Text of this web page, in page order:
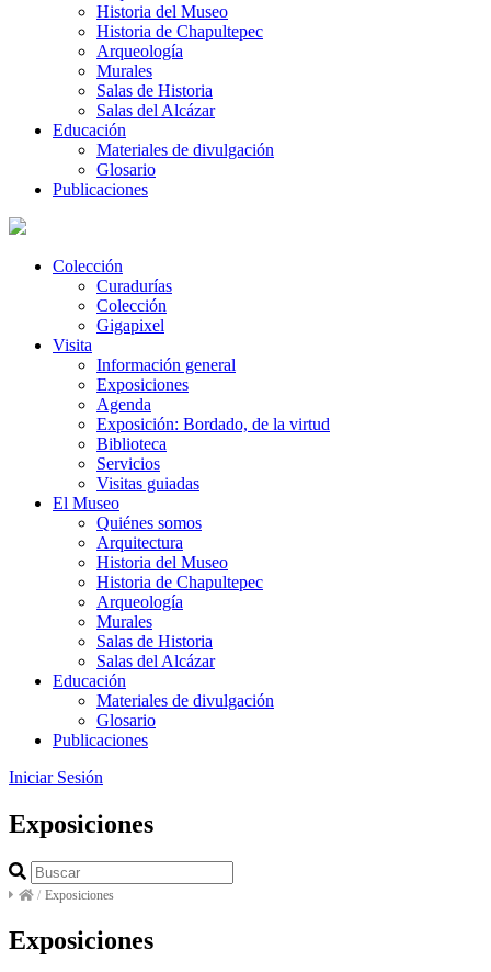
Historia del Museo
Historia de Chapultepec
Arqueología
Murales
Salas de Historia
Salas del Alcázar
Educación
Materiales de divulgación
Glosario
Publicaciones
Colección
Curadurías
Colección
Gigapixel
Visita
Información general
Exposiciones
Agenda
Exposición: Bordado, de la virtud
Biblioteca
Servicios
Visitas guiadas
El Museo
Quiénes somos
Arquitectura
Historia del Museo
Historia de Chapultepec
Arqueología
Murales
Salas de Historia
Salas del Alcázar
Educación
Materiales de divulgación
Glosario
Publicaciones
Iniciar Sesión
Exposiciones
/ Exposiciones
Exposiciones